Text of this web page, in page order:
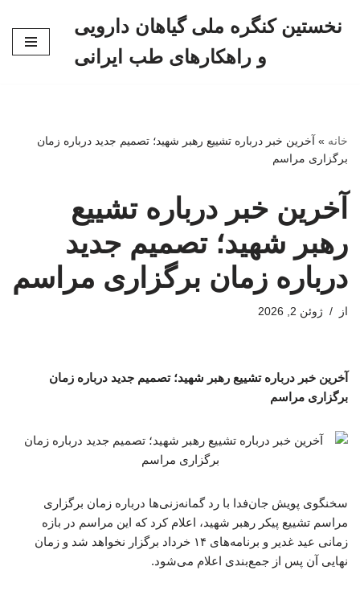
نخستین کنگره ملی گیاهان دارویی
و راهکارهای طب ایرانی
خانه » آخرین خبر درباره تشییع رهبر شهید؛ تصمیم جدید درباره زمان
برگزاری مراسم
آخرین خبر درباره تشییع
رهبر شهید؛ تصمیم جدید
درباره زمان برگزاری مراسم
از ژوئن 2, 2026
آخرین خبر درباره تشییع رهبر شهید؛ تصمیم جدید درباره زمان
برگزاری مراسم
سخنگوی پویش جان‌فدا با رد گمانه‌زنی‌ها درباره زمان برگزاری
مراسم تشییع پیکر رهبر شهید، اعلام کرد که این مراسم در بازه
زمانی عید غدیر و برنامه‌های ۱۴ خرداد برگزار نخواهد شد و زمان
نهایی آن پس از جمع‌بندی اعلام می‌شود.